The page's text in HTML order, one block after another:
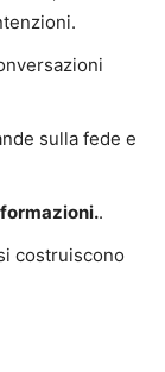
sulla fede e
.
costruiscono